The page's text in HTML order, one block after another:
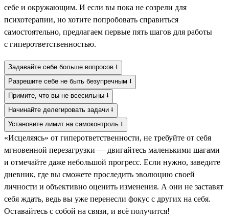
себе и окружающим. И если вы пока не созрели для
психотерапии, но хотите попробовать справиться
самостоятельно, предлагаем первые пять шагов для работы
с гиперответственностью.
Задавайте себе больше вопросов ⭣
Разрешите себе не быть безупречным ⭣
Примите, что вы не всесильны ⭣
Начинайте делегировать задачи ⭣
Установите лимит на самоконтроль ⭣
«Исцеляясь» от гиперответственности, не требуйте от себя
мгновенной перезагрузки — двигайтесь маленькими шагами
и отмечайте даже небольшой прогресс. Если нужно, заведите
дневник, где вы сможете проследить эволюцию своей
личности и объективно оценить изменения. А они не заставят
себя ждать, ведь вы уже перенесли фокус с других на себя.
Оставайтесь с собой на связи, и всё получится!